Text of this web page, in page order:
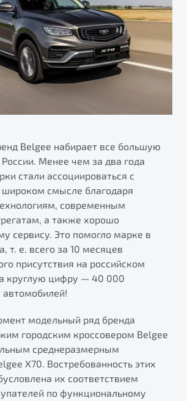
седан
выгодах при покупке
в наличии
уверены на дорогах с программой
программы
Belgee набирает все большую
России. Менее чем за два года
стали ассоциироваться с
смысле благодаря
современным
а также хорошо
сервису. Это помогло марке в
т. е. всего за 10 месяцев
присутствия на российском
круглую цифру — 40 000
модельный ряд бренда
городским кроссовером Belgee
среднеразмерным
X70. Востребованность этих
их соответствием
по функциональному